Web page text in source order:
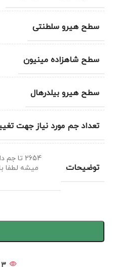
سطح هیرو سلطنتی
سطح شاهزاده مینیون
سطح هیرو بیلدرهال
تعداد جم مورد نیاز جهت
توضیحات